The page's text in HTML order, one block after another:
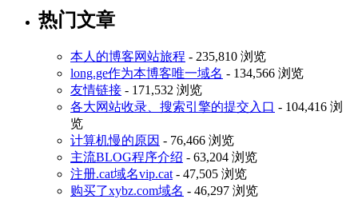
热门文章
本人的博客网站旅程 - 235,810 浏览
long.ge作为本博客唯一域名 - 134,566 浏览
友情链接 - 171,532 浏览
各大网站收录、搜索引擎的提交入口 - 104,416 浏
览
计算机慢的原因 - 76,466 浏览
主流BLOG程序介绍 - 63,204 浏览
注册.cat域名vip.cat - 47,505 浏览
购买了xybz.com域名 - 46,297 浏览